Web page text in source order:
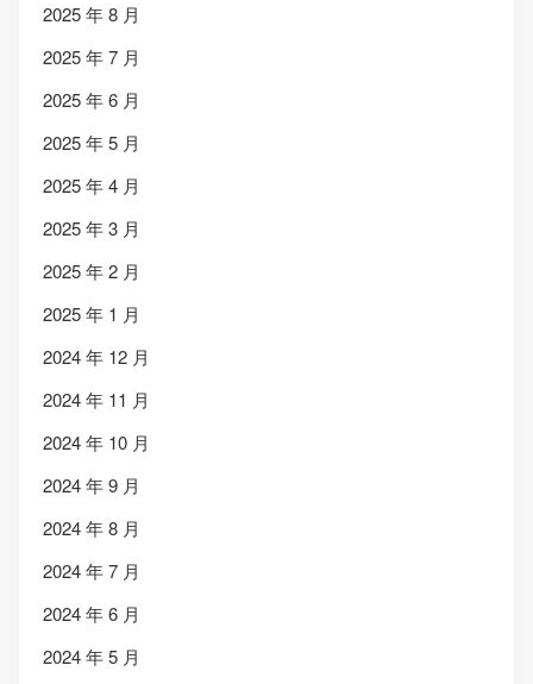
2025 年 8 月
2025 年 7 月
2025 年 6 月
2025 年 5 月
2025 年 4 月
2025 年 3 月
2025 年 2 月
2025 年 1 月
2024 年 12 月
2024 年 11 月
2024 年 10 月
2024 年 9 月
2024 年 8 月
2024 年 7 月
2024 年 6 月
2024 年 5 月